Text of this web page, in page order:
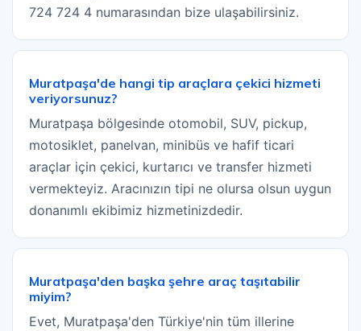
724 724 4 numarasından bize ulaşabilirsiniz.
Muratpaşa'de hangi tip araçlara çekici hizmeti
veriyorsunuz?
Muratpaşa bölgesinde otomobil, SUV, pickup,
motosiklet, panelvan, minibüs ve hafif ticari
araçlar için çekici, kurtarıcı ve transfer hizmeti
vermekteyiz. Aracınızın tipi ne olursa olsun uygun
donanımlı ekibimiz hizmetinizdedir.
Muratpaşa'den başka şehre araç taşıtabilir
miyim?
Evet, Muratpaşa'den Türkiye'nin tüm illerine